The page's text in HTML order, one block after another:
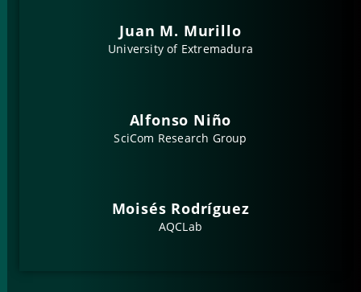
Juan M. Murillo
University of Extremadura
Alfonso Niño
SciCom Research Group
Moisés Rodríguez
AQCLab